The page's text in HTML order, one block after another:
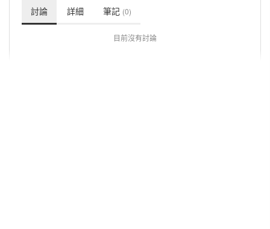
討論 詳細 筆記 (0)
目前沒有討論